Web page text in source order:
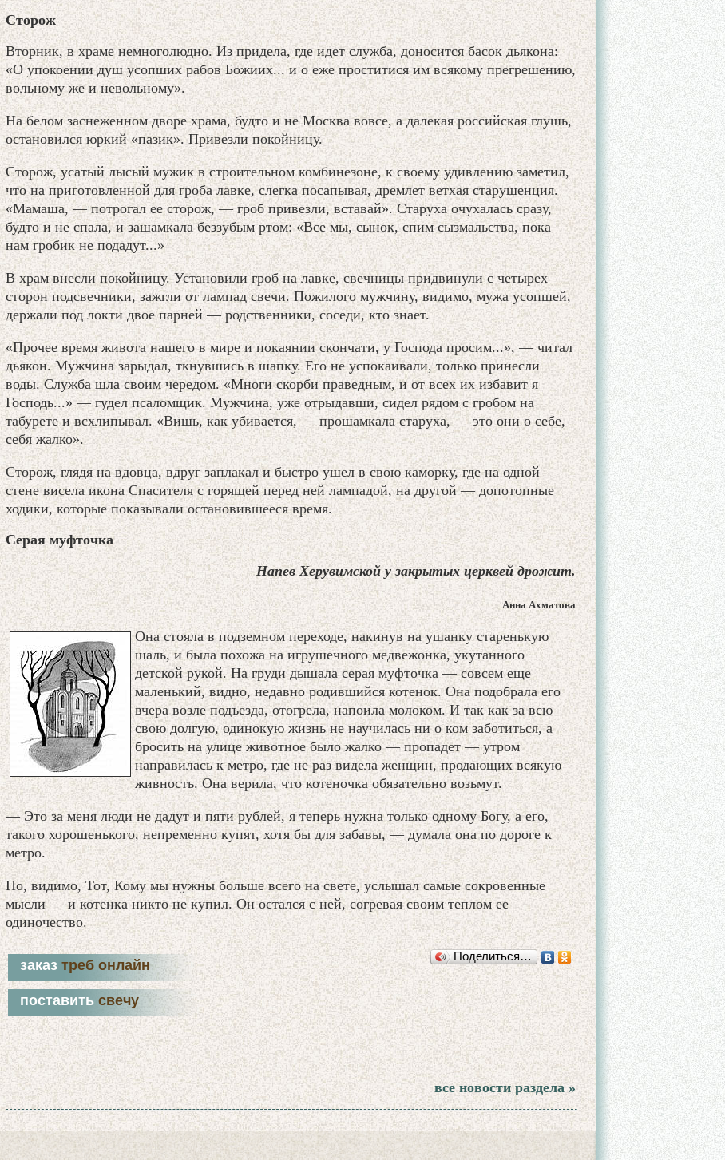
Сторож
Вторник, в храме немноголюдно. Из придела, где идет служба, доносится басок дьякона:
«О упокоении душ усопших рабов Божиих... и о еже проститися им всякому прегрешению,
вольному же и невольному».
На белом заснеженном дворе храма, будто и не Москва вовсе, а далекая российская глушь,
остановился юркий «пазик». Привезли покойницу.
Сторож, усатый лысый мужик в строительном комбинезоне, к своему удивлению заметил,
что на приготовленной для гроба лавке, слегка посапывая, дремлет ветхая старушенция.
«Мамаша, — потрогал ее сторож, — гроб привезли, вставай». Старуха очухалась сразу,
будто и не спала, и зашамкала беззубым ртом: «Все мы, сынок, спим сызмальства, пока
нам гробик не подадут...»
В храм внесли покойницу. Установили гроб на лавке, свечницы придвинули с четырех
сторон подсвечники, зажгли от лампад свечи. Пожилого мужчину, видимо, мужа усопшей,
держали под локти двое парней — родственники, соседи, кто знает.
«Прочее время живота нашего в мире и покаянии скончати, у Господа просим...», — читал
дьякон. Мужчина зарыдал, ткнувшись в шапку. Его не успокаивали, только принесли
воды. Служба шла своим чередом. «Многи скорби праведным, и от всех их избавит я
Господь...» — гудел псаломщик. Мужчина, уже отрыдавши, сидел рядом с гробом на
табурете и всхлипывал. «Вишь, как убивается, — прошамкала старуха, — это они о себе,
себя жалко».
Сторож, глядя на вдовца, вдруг заплакал и быстро ушел в свою каморку, где на одной
стене висела икона Спасителя с горящей перед ней лампадой, на другой — допотопные
ходики, которые показывали остановившееся время.
Серая муфточка
Напев Херувимской у закрытых церквей дрожит.
Анна Ахматова
Она стояла в подземном переходе, накинув на ушанку старенькую
шаль, и была похожа на игрушечного медвежонка, укутанного
детской рукой. На груди дышала серая муфточка — совсем еще
маленький, видно, недавно родившийся котенок. Она подобрала его
вчера возле подъезда, отогрела, напоила молоком. И так как за всю
свою долгую, одинокую жизнь не научилась ни о ком заботиться, а
бросить на улице животное было жалко — пропадет — утром
направилась к метро, где не раз видела женщин, продающих всякую
живность. Она верила, что котеночка обязательно возьмут.
— Это за меня люди не дадут и пяти рублей, я теперь нужна только одному Богу, а его,
такого хорошенького, непременно купят, хотя бы для забавы, — думала она по дороге к
метро.
Но, видимо, Тот, Кому мы нужны больше всего на свете, услышал самые сокровенные
мысли — и котенка никто не купил. Он остался с ней, согревая своим теплом ее
одиночество.
заказ треб онлайн
поставить свечу
Поделиться…
все новости раздела »